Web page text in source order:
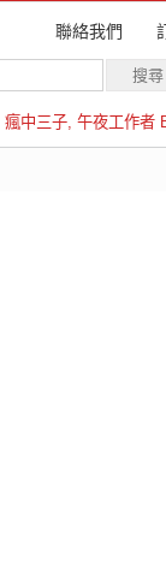
聯絡我們
瘋中三子, 午夜工作者